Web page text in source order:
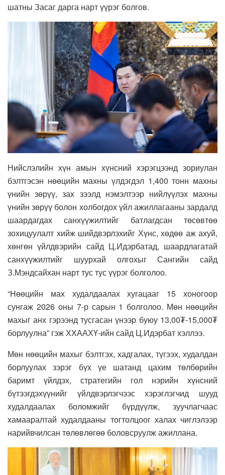
шатны Засаг дарга нарт үүрэг болгов.
Нийслэлийн хүн амын хүнсний хэрэгцээнд зориулан
бэлтгэсэн нөөцийн махны үлдэгдэл 1,400 тонн махны
үнийн зөрүү, зах зээлд нэмэлтээр нийлүүлэх махны
үнийн зөрүү болон холбогдох үйл ажиллагааны зардалд
шаардагдах санхүүжилтийг батлагдсан төсөвтөө
зохицуулалт хийж шийдвэрлэхийг Хүнс, хөдөө аж ахуй,
хөнгөн үйлдвэрийн сайд Ц.Идэрбатад, шаардлагатай
санхүүжилтийг шуурхай олгохыг Сангийн сайд
З.Мэндсайхан нарт тус тус үүрэг болголоо.
“Нөөцийн мах худалдаалах хугацааг 15 хоногоор
сунгаж 2026 оны 7-р сарын 1 болголоо. Мөн нөөцийн
махыг анх гэрээнд тусгасан үнээр буюу 13,00₮-15,000₮
борлуулна” гэж ХХААХҮ-ийн сайд Ц.Идэрбат хэллээ.
Мөн нөөцийн махыг бэлтгэх, хадгалах, түгээх, худалдан
борлуулах зэрэг бүх үе шатанд цахим төлбөрийн
баримт үйлдэх, стратегийн гол нэрийн хүнсний
бүтээгдэхүүнийг үйлдвэрлэгчээс хэрэглэгчид шууд
худалдаалах боломжийг бүрдүүлж, зуучлагчаас
хамааралтай худалдааны тогтолцоог халах чиглэлээр
нарийвчилсан төлөвлөгөө боловсруулж ажиллана.